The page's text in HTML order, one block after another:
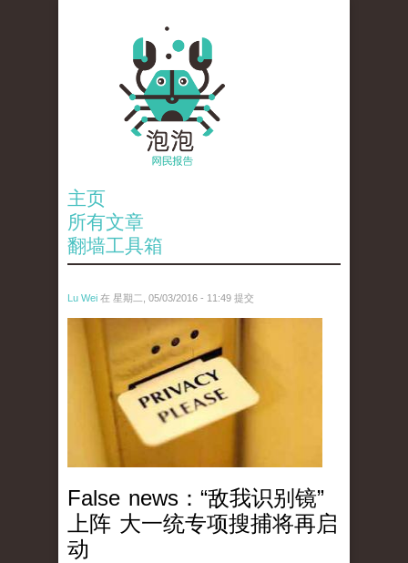
主页
所有文章
翻墙工具箱
Lu Wei 在 星期二, 05/03/2016 - 11:49 提交
False news：“敌我识别镜”
上阵 大一统专项搜捕将再启
动